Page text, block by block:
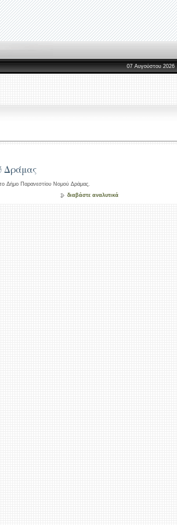
07 Αυγούστου 2026
Δράμας
Δήμο Παρανεστίου Νομού Δράμας.
διαβάστε αναλυτικά